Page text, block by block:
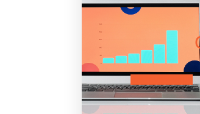
inscrivez-vous